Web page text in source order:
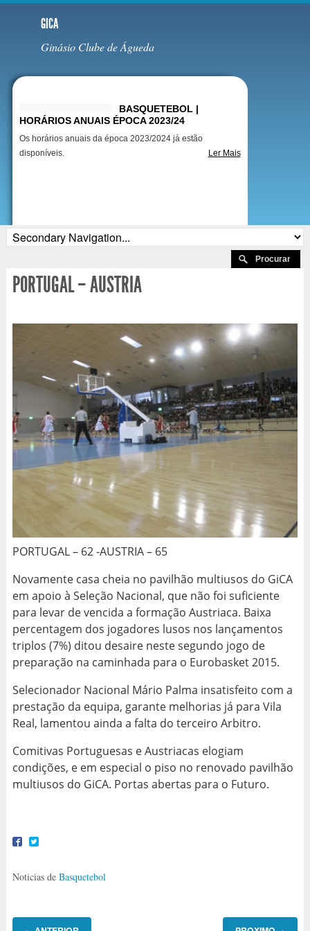
GICA
Ginásio Clube de Águeda
BASQUETEBOL |
HORÁRIOS ANUAIS ÉPOCA 2023/24
Os horários anuais da época 2023/2024 já estão
disponíveis.
Ler Mais
PORTUGAL – AUSTRIA
PORTUGAL – 62 -AUSTRIA – 65
Novamente casa cheia no pavilhão multiusos do GiCA
em apoio à Seleção Nacional, que não foi suficiente
para levar de vencida a formação Austriaca. Baixa
percentagem dos jogadores lusos nos lançamentos
triplos (7%) ditou desaire neste segundo jogo de
preparação na caminhada para o Eurobasket 2015.
Selecionador Nacional Mário Palma insatisfeito com a
prestação da equipa, garante melhorias já para Vila
Real, lamentou ainda a falta do terceiro Arbitro.
Comitivas Portuguesas e Austriacas elogiam
condições, e em especial o piso no renovado pavilhão
multiusos do GiCA. Portas abertas para o Futuro.
Noticias de Basquetebol